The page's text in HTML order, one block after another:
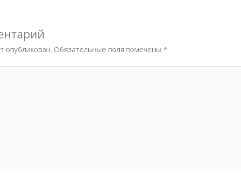
опубликован. Обязательные поля помечены*